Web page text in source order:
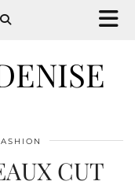
CUT